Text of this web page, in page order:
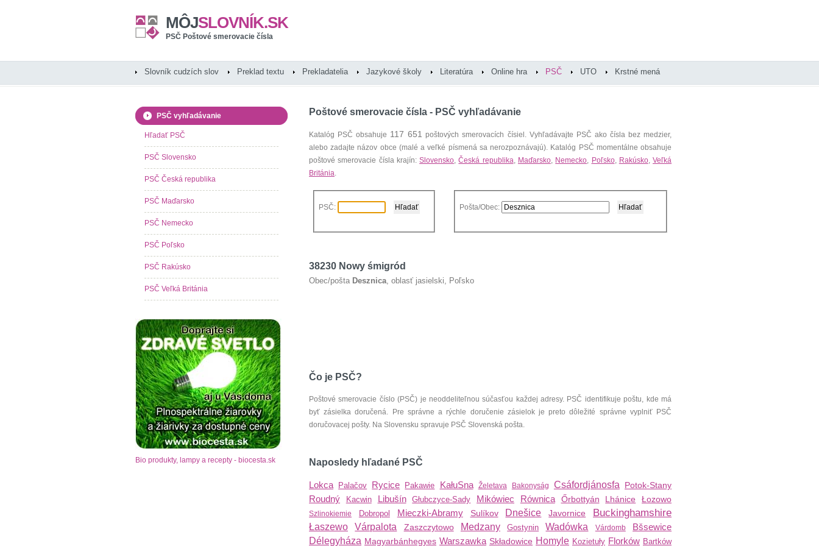
MÔJSLOVNÍK.SK
PSČ Poštové smerovacie čísla
Slovník cudzích slov Preklad textu Prekladatelia Jazykové školy Literatúra Online hra PSČ UTO Krstné mená
Poštové smerovacie čísla - PSČ vyhľadávanie
Katalóg PSČ obsahuje 117 651 poštových smerovacích čísiel. Vyhľadávajte PSČ ako čísla bez medzier,
alebo zadajte názov obce (malé a veľké písmená sa nerozpoznávajú). Katalóg PSČ momentálne obsahuje
poštové smerovacie čísla krajín:Slovensko,Česká republika, Maďarsko, Nemecko, Poľsko, Rakúsko,Veľká
Británia.
PSČ: Pošta/Obec:
38230 Nowy śmigród
Obec/pošta Desznica, oblasť jasielski, Poľsko
Čo je PSČ?
Poštové smerovacie číslo (PSČ) je neoddeliteľnou súčasťou každej adresy. PSČ identifikuje poštu, kde má
byť zásielka doručená. Pre správne a rýchle doručenie zásielok je preto dôležité správne vyplniť PSČ
doručovacej pošty. Na Slovensku spravuje PSČ Slovenská pošta.
Naposledy hľadané PSČ
Lokca Palačov Rycice Pakawie KałuSna Želetava Bakonyság Csáfordjánosfa Potok-Stany
Roudný Kacwin Libušín Głubczyce-Sady Mikówiec Równica Őrbottyán Lhánice Łozowo
Szlinokiemie Dobropol Mieczki-Abramy Sulíkov Dnešice Javornice Buckinghamshire
Łaszewo Várpalota Zaszczytowo Medzany Gostynin Wadówka Várdomb
Bšsewice
Délegyháza Magyarbánhegyes Warszawka Składowice Homyle Kozietuły Florków Bartków
PSČ vyhľadávanie
Hľadať PSČ
PSČ Slovensko
PSČ Česká republika
PSČ Maďarsko
PSČ Nemecko
PSČ Poľsko
PSČ Rakúsko
PSČ Veľká Británia
Bio produkty, lampy a recepty - biocesta.sk